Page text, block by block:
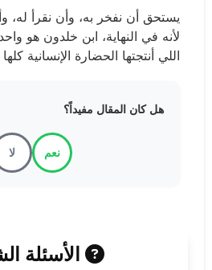
يستحق أن نفخر به، وأن نقرأ له،
لأنه في النهاية، ابن خلدون هو
اللي أنتجتها الحضارة الإنسانية
هل كان المقال مفيداً؟
نعم لا
الأسئلة